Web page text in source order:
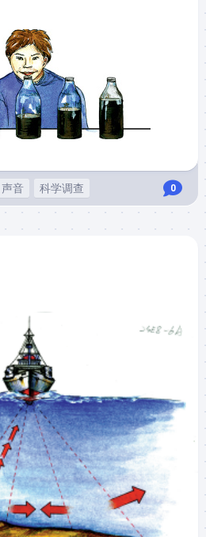
声音 科学调查 0